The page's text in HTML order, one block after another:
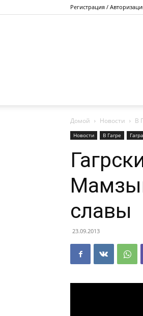
Регистрация /
Домой Новости В
Новости В Гагре
славы
23.09.2013